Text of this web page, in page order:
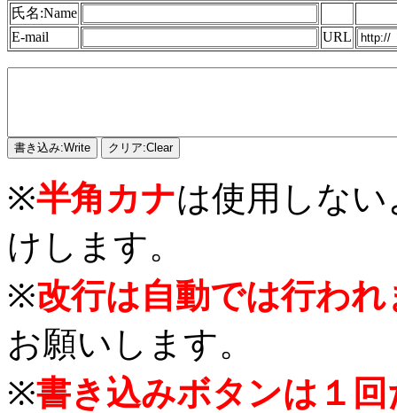
氏名:Name
E-mail
URL
※半角カナは使用しな
けします。
※改行は自動では行わ
お願いします。
※書き込みボタンは１